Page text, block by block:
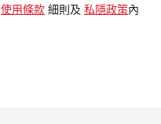
使用條款 細則及 私隱政策內